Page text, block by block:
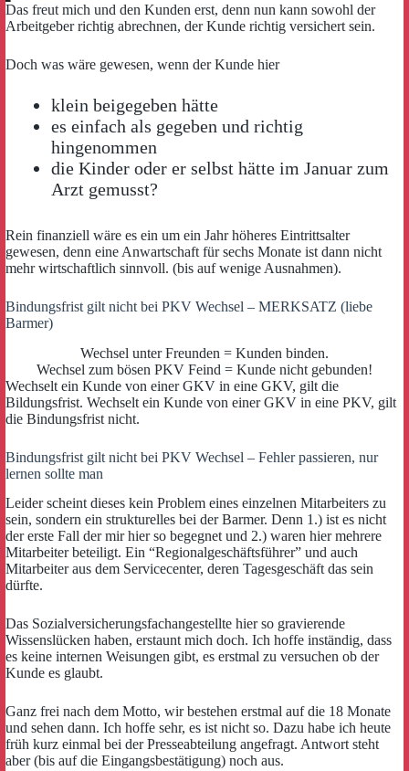
Das freut mich und den Kunden erst, denn nun kann sowohl der
Arbeitgeber richtig abrechnen, der Kunde richtig versichert sein.
Doch was wäre gewesen, wenn der Kunde hier
klein beigegeben hätte
es einfach als gegeben und richtig
hingenommen
die Kinder oder er selbst hätte im Januar zum
Arzt gemusst?
Rein finanziell wäre es ein um ein Jahr höheres Eintrittsalter
gewesen, denn eine Anwartschaft für sechs Monate ist dann nicht
mehr wirtschaftlich sinnvoll. (bis auf wenige Ausnahmen).
Bindungsfrist gilt nicht bei PKV Wechsel – MERKSATZ (liebe
Barmer)
Wechsel unter Freunden = Kunden binden.
Wechsel zum bösen PKV Feind = Kunde nicht gebunden!
Wechselt ein Kunde von einer GKV in eine GKV, gilt die
Bildungsfrist. Wechselt ein Kunde von einer GKV in eine PKV, gilt
die Bindungsfrist nicht.
Bindungsfrist gilt nicht bei PKV Wechsel – Fehler passieren, nur
lernen sollte man
Leider scheint dieses kein Problem eines einzelnen Mitarbeiters zu
sein, sondern ein strukturelles bei der Barmer. Denn 1.) ist es nicht
der erste Fall der mir hier so begegnet und 2.) waren hier mehrere
Mitarbeiter beteiligt. Ein “Regionalgeschäftsführer” und auch
Mitarbeiter aus dem Servicecenter, deren Tagesgeschäft das sein
dürfte.
Das Sozialversicherungsfachangestellte hier so gravierende
Wissenslücken haben, erstaunt mich doch. Ich hoffe inständig, dass
es keine internen Weisungen gibt, es erstmal zu versuchen ob der
Kunde es glaubt.
Ganz frei nach dem Motto, wir bestehen erstmal auf die 18 Monate
und sehen dann. Ich hoffe sehr, es ist nicht so. Dazu habe ich heute
früh kurz einmal bei der Presseabteilung angefragt. Antwort steht
aber (bis auf die Eingangsbestätigung) noch aus.